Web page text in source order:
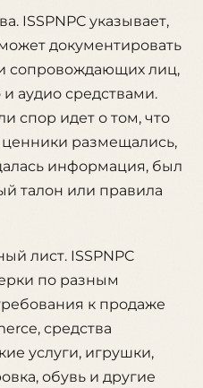
ISSPNPC указывает,
документировать
сопровождающих лиц,
аудио средствами.
спор идет о том, что
размещались,
информация, был
талон или правила
лист. ISSPNPC
по разным
к продаже
средства
услуги, игрушки,
обувь и другие